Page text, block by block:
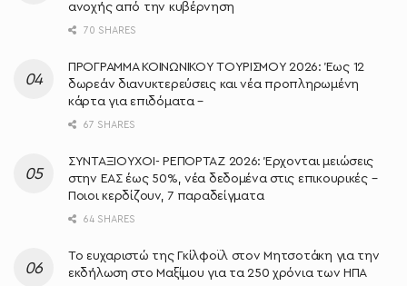
ανοχής από την κυβέρνηση
70 SHARES
ΠΡΟΓΡΑΜΜΑ ΚΟΙΝΩΝΙΚΟΥ ΤΟΥΡΙΣΜΟΥ 2026: Έως 12
δωρεάν διανυκτερεύσεις και νέα προπληρωμένη
κάρτα για επιδόματα –
67 SHARES
ΣΥΝΤΑΞΙΟΥΧΟΙ- ΡΕΠΟΡΤΑΖ 2026: Έρχονται μειώσεις
στην ΕΑΣ έως 50%, νέα δεδομένα στις επικουρικές –
Ποιοι κερδίζουν, 7 παραδείγματα
64 SHARES
Το ευχαριστώ της Γκίλφοϊλ στον Μητσοτάκη για την
εκδήλωση στο Μαξίμου για τα 250 χρόνια των ΗΠΑ